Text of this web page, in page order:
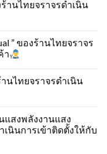
านไทยจราจรดำเนิน
” ของร้านไทยจราจร
า
านไทยจราจรดำเนิน
สงพลังงานแสง
เนินการเข้าติดตั้ง​ให้กับ